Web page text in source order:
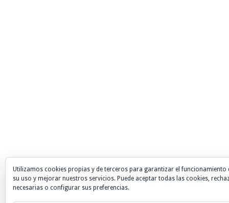
Utilizamos cookies propias y de terceros para garantizar el funcionamiento
su uso y mejorar nuestros servicios. Puede aceptar todas las cookies,
necesarias o configurar sus preferencias.